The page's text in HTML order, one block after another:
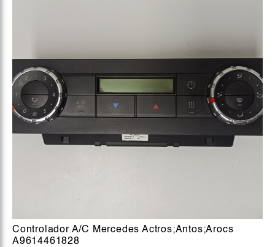
Controlador A/C Mercedes Actros;Antos;Arocs
A9614461828